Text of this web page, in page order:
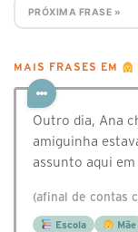
PRÓXIMA FRASE »
MAIS FRASES EM
Outro dia, Ana
amiguinha
assunto aqui
(afinal de contas
Escola Mãe